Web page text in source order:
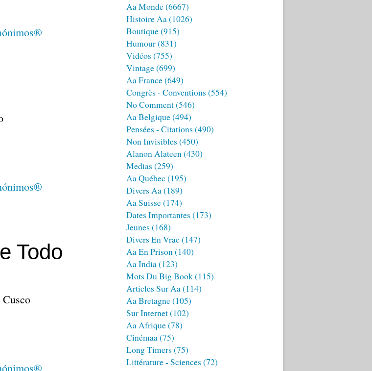
Todo
Aa Monde(6667)
Histoire Aa(1026)
Boutique(915)
Humour(831)
Vidéos (755)
Vintage(699)
Aa France(649)
Congrès - Conventions (554)
No Comment(546)
Aa Belgique(494)
Pensées - Citations (490)
Non Invisibles (450)
Alanon Alateen(430)
Medias (259)
Aa Québec (195)
Divers Aa(189)
Aa Suisse(174)
Dates Importantes (173)
Jeunes (168)
Divers En Vrac (147)
Aa En Prison(140)
Aa India(123)
Mots Du Big Book(115)
Articles Sur Aa(114)
Aa Bretagne(105)
Sur Internet(102)
Aa Afrique(78)
Cinémaa(75)
Long Timers (75)
Littérature - Sciences (72)